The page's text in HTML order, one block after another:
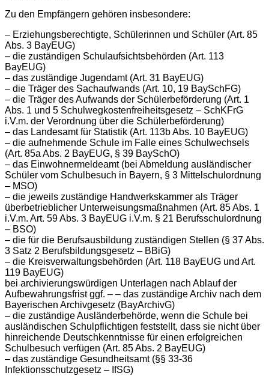
Zu den Empfängern gehören insbesondere:
– Erziehungsberechtigte, Schülerinnen und Schüler (Art. 85
Abs. 3 BayEUG)
– die zuständigen Schulaufsichtsbehörden (Art. 113
BayEUG)
– das zuständige Jugendamt (Art. 31 BayEUG)
– die Träger des Sachaufwands (Art. 10, 19 BaySchFG)
– die Träger des Aufwands der Schülerbeförderung (Art. 1
Abs. 1 und 5 Schulwegkostenfreiheitsgesetz – SchKFrG
i.V.m. der Verordnung über die Schülerbeförderung)
– das Landesamt für Statistik (Art. 113b Abs. 10 BayEUG)
– die aufnehmende Schule im Falle eines Schulwechsels
(Art. 85a Abs. 2 BayEUG, § 39 BaySchO)
– das Einwohnermeldeamt (bei Abmeldung ausländischer
Schüler vom Schulbesuch in Bayern, § 3 Mittelschulordnung
– MSO)
– die jeweils zuständige Handwerkskammer als Träger
überbetrieblicher Unterweisungsmaßnahmen (Art. 85 Abs. 1
i.V.m. Art. 59 Abs. 3 BayEUG i.V.m. § 21 Berufsschulordnung
– BSO)
– die für die Berufsausbildung zuständigen Stellen (§ 37 Abs.
3 Satz 2 Berufsbildungsgesetz – BBiG)
– die Kreisverwaltungsbehörden (Art. 118 BayEUG und Art.
119 BayEUG)
bei archivierungswürdigen Unterlagen nach Ablauf der
Aufbewahrungsfrist ggf. – – das zuständige Archiv nach dem
Bayerischen Archivgesetz (BayArchivG)
– die zuständige Ausländerbehörde, wenn die Schule bei
ausländischen Schulpflichtigen feststellt, dass sie nicht über
hinreichende Deutschkenntnisse für einen erfolgreichen
Schulbesuch verfügen (Art. 85 Abs. 2 BayEUG)
– das zuständige Gesundheitsamt (§§ 33-36
Infektionsschutzgesetz – IfSG)